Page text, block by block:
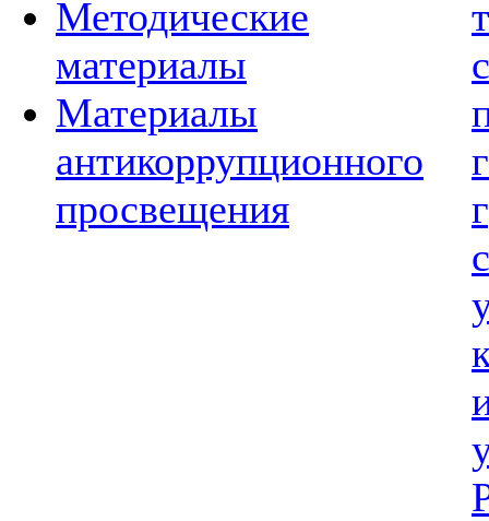
Методические
материалы
Материалы
антикоррупционного
просвещения